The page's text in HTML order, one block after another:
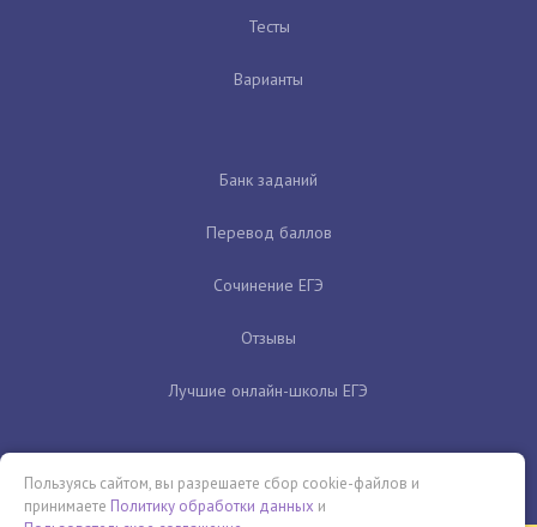
Тесты
Варианты
Банк заданий
Перевод баллов
Сочинение ЕГЭ
Отзывы
Лучшие онлайн-школы ЕГЭ
Пользуясь сайтом, вы разрешаете сбор cookie-файлов и
принимаете Политику обработки данных и